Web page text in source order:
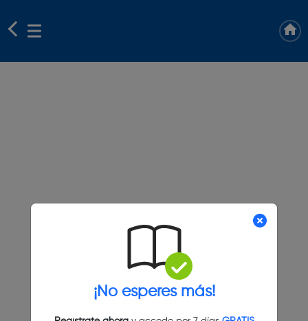
¡No esperes más!